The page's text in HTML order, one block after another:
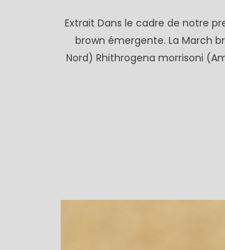
Extrait Dans le cadre de notre
brown émergente. La March
Nord) Rhithrogena morrisoni